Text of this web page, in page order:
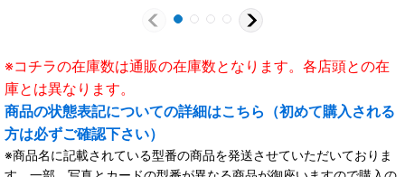
※コチラの在庫数は通販の在庫数となります。各店頭との在
庫とは異なります。
商品の状態表記についての詳細はこちら（初めて購入される
方は必ずご確認下さい）
※商品名に記載されている型番の商品を発送させていただいておりま